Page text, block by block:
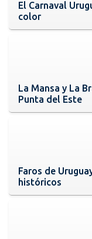
El Carnaval
color
La Mansa y La
Punta del Este
Faros de
históricos